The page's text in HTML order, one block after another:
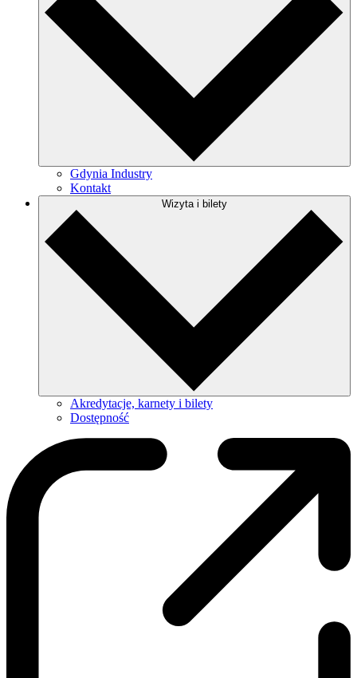
Gdynia Industry
Kontakt
Wizyta i bilety
Akredytacje, karnety i bilety
Dostępność